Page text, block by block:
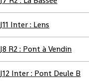
J11 Inter : Lens
J8 R2 : Pont à Vendin
J12 Inter : Pont Deule B